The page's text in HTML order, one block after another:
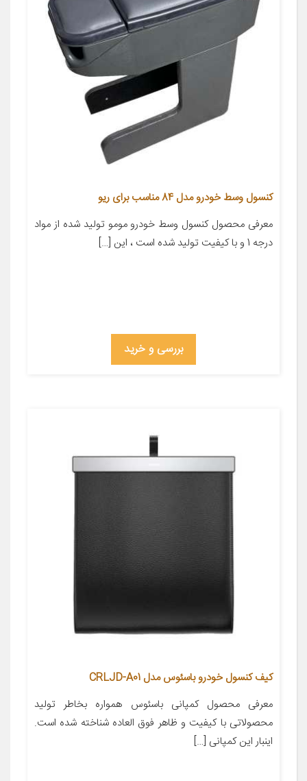
کنسول وسط خودرو مدل 84 مناسب برای ریو
معرفی محصول کنسول وسط خودرو مومو تولید شده از مواد
درجه 1 و با کیفیت تولید شده است ، این […]
بررسی و خرید
کیف کنسول خودرو باسئوس مدل CRLJD-A01
معرفی محصول کمپانی باسئوس همواره بخاطر تولید
محصولاتی با کیفیت و ظاهر فوق العاده شناخته شده است.
اینبار این کمپانی […]